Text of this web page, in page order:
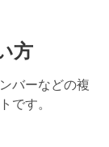
方
バーなどの複
です。